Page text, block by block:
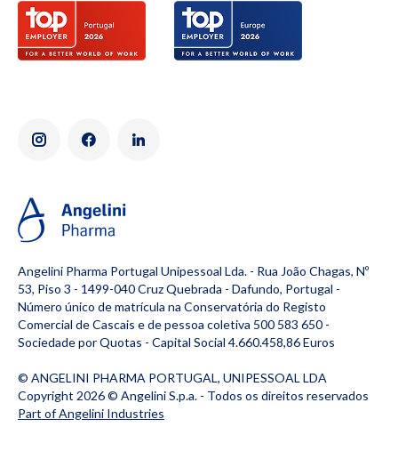
Angelini Pharma Portugal Unipessoal Lda. - Rua João Chagas, Nº
53, Piso 3 - 1499-040 Cruz Quebrada - Dafundo, Portugal -
Número único de matrícula na Conservatória do Registo
Comercial de Cascais e de pessoa coletiva 500 583 650 -
Sociedade por Quotas - Capital Social 4.660.458,86 Euros
© ANGELINI PHARMA PORTUGAL, UNIPESSOAL LDA
Copyright 2026 © Angelini S.p.a. - Todos os direitos reservados
Part of Angelini Industries